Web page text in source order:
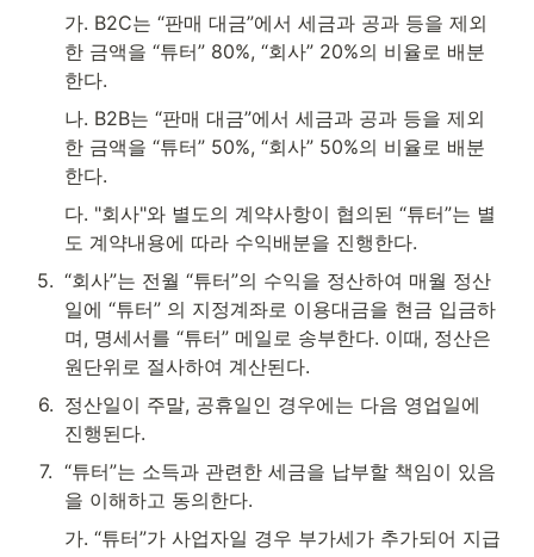
가. B2C는 “판매 대금”에서 세금과 공과 등을 제외
한 금액을 “튜터” 80%, “회사” 20%의 비율로 배분
한다.
나. B2B는 “판매 대금”에서 세금과 공과 등을 제외
한 금액을 “튜터” 50%, “회사” 50%의 비율로 배분
한다.
다. "회사"와 별도의 계약사항이 협의된 “튜터”는 별
도 계약내용에 따라 수익배분을 진행한다.
5. “회사”는 전월 “튜터”의 수익을 정산하여 매월 정산
일에 “튜터” 의 지정계좌로 이용대금을 현금 입금하
며, 명세서를 “튜터” 메일로 송부한다. 이때, 정산은
원단위로 절사하여 계산된다.
6. 정산일이 주말, 공휴일인 경우에는 다음 영업일에
진행된다.
7. “튜터”는 소득과 관련한 세금을 납부할 책임이 있음
을 이해하고 동의한다.
가. “튜터”가 사업자일 경우 부가세가 추가되어 지급